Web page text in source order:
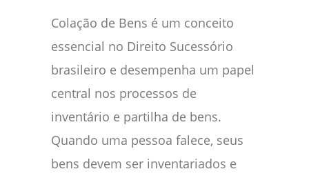
Colação de Bens é um conceito
essencial no Direito Sucessório
brasileiro e desempenha um papel
central nos processos de
inventário e partilha de bens.
Quando uma pessoa falece, seus
bens devem ser inventariados e